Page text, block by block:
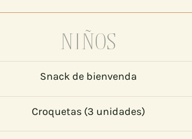
NIÑOS
Snack de bienvenda
Croquetas (3 unidades)